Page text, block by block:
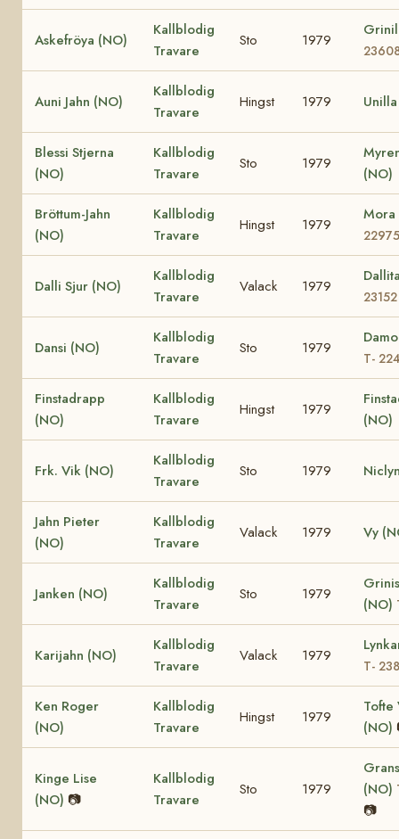
Askefröya (NO)
Kallblodig
Travare
Sto 1979
Auni Jahn (NO)
Kallblodig
Travare
Hingst 1979
Blessi Stjerna
(NO)
Kallblodig
Travare
Sto 1979
(NO)
Bröttum-Jahn
(NO)
Kallblodig
Travare
Hingst 1979
22975
Dalli Sjur (NO)
Kallblodig
Travare
Valack 1979
23152
Dansi (NO)
Kallblodig
Travare
Sto 1979
T-
Finstadrapp
(NO)
Kallblodig
Travare
Hingst 1979
(NO)
Frk. Vik (NO)
Kallblodig
Travare
Sto 1979
Jahn Pieter
(NO)
Kallblodig
Travare
Valack 1979 Vy
Janken (NO)
Kallblodig
Travare
Sto 1979
(NO)
Karijahn (NO)
Kallblodig
Travare
Valack 1979
T-
Ken Roger
(NO)
Kallblodig
Travare
Hingst 1979
Tofte
(NO)
Kinge Lise
(NO) 📷
Kallblodig
Travare
Sto 1979
(NO)
📷